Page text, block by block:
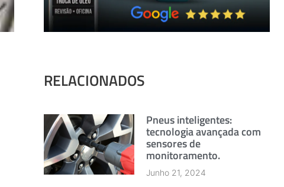
RELACIONADOS
Pneus inteligentes:
tecnologia avançada com
sensores de
monitoramento.
Junho 21, 2024